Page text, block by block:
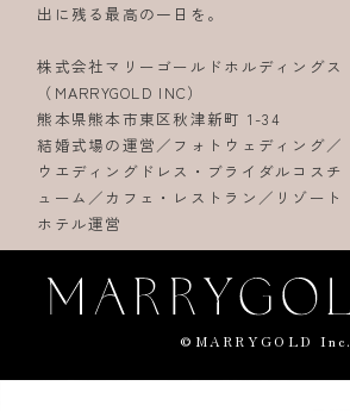
出に残る最高の一日を。
株式会社マリーゴールドホルディングス
（MARRYGOLD INC）
熊本県熊本市東区秋津新町 1-34
結婚式場の運営／フォトウェディング／
ウエディングドレス・ブライダルコスチ
ューム／カフェ・レストラン／リゾート
ホテル運営
©MARRYGOLD Inc.